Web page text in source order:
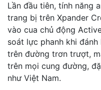
Lần đầu tiên, tính năng
trang bị trên Xpander
vào cua chủ động
soát lực phanh khi
trên đường trơn trượt,
trên mọi cung đường,
như Việt Nam.